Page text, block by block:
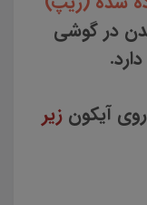
در گوشی
دارد.
زیر